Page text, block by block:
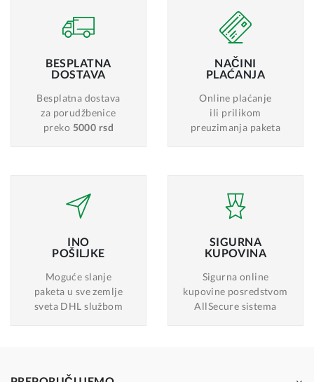
BESPLATNA
DOSTAVA
Besplatna dostava
za porudžbenice
preko 5000 rsd
NAČINI
PLAĆANJA
Online plaćanje
ili prilikom
preuzimanja paketa
INO
POŠILJKE
Moguće slanje
paketa u sve zemlje
sveta DHL službom
SIGURNA
KUPOVINA
Sigurna online
kupovine posredstvom
AllSecure sistema